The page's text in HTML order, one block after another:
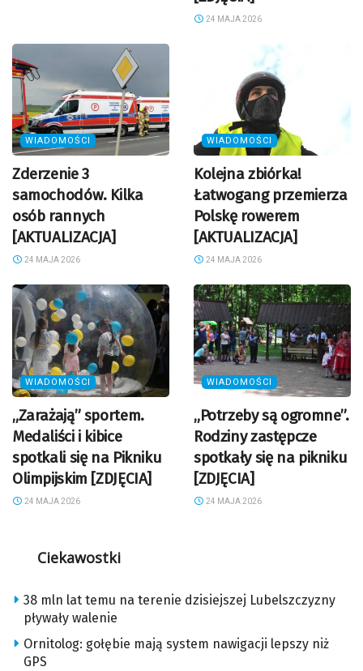
24 MAJA 2026
WIADOMOŚCI
Zderzenie 3
samochodów. Kilka
osób rannych
[AKTUALIZACJA]
24 MAJA 2026
WIADOMOŚCI
Kolejna zbiórka!
Łatwogang przemierza
Polskę rowerem
[AKTUALIZACJA]
24 MAJA 2026
WIADOMOŚCI
„Zarażają” sportem.
Medaliści i kibice
spotkali się na Pikniku
Olimpijskim [ZDJĘCIA]
24 MAJA 2026
WIADOMOŚCI
„Potrzeby są ogromne”.
Rodziny zastępcze
spotkały się na pikniku
[ZDJĘCIA]
24 MAJA 2026
Ciekawostki
38 mln lat temu na terenie dzisiejszej Lubelszczyzny
pływały walenie
Ornitolog: gołębie mają system nawigacji lepszy niż
GPS